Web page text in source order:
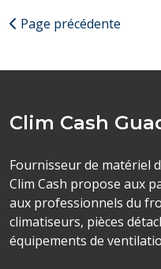
Page précédente
Clim Cash
Fournisseur de matériel
Clim Cash propose aux
aux professionnels du
climatiseurs, pièces
équipements de